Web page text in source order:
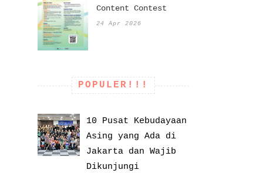
Content Contest
24 Apr 2026
POPULER!!!
10 Pusat Kebudayaan
Asing yang Ada di
Jakarta dan Wajib
Dikunjungi